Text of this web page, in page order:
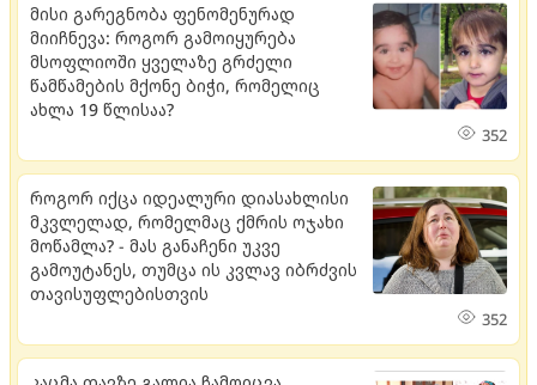
მისი გარეგნობა ფენომენურად
მიიჩნევა: როგორ გამოიყურება
მსოფლიოში ყველაზე გრძელი
წამწამების მქონე ბიჭი, რომელიც
ახლა 19 წლისაა?
352
როგორ იქცა იდეალური დიასახლისი
მკვლელად, რომელმაც ქმრის ოჯახი
მოწამლა? - მას განაჩენი უკვე
გამოუტანეს, თუმცა ის კვლავ იბრძვის
თავისუფლებისთვის
352